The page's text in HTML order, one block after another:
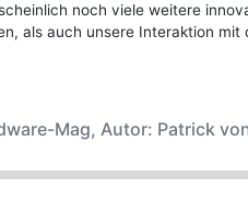
noch viele weitere
als auch unsere Interaktion mit
Mag, Autor: Patrick